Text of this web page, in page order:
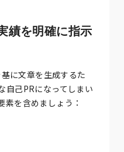
績を明確に指示
に文章を生成するた
自己PRになってしまい
素を含めましょう：